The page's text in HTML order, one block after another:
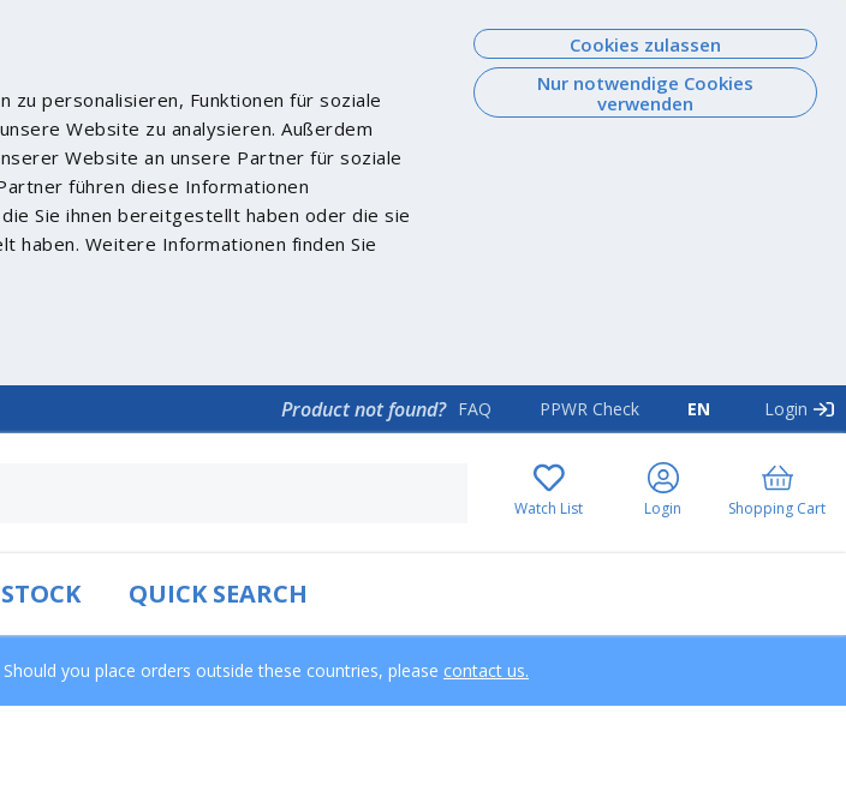
zu personalisieren, Funktionen für soziale
Website zu analysieren. Außerdem
Website an unsere Partner für soziale
führen diese Informationen
Sie ihnen bereitgestellt haben oder die sie
haben. Weitere Informationen finden Sie
Cookies zulassen
Nur notwendige Cookies
verwenden
Product not found? FAQ PPWR Check EN Login
Watch List Login Shopping Cart
QUICK SEARCH
you place orders outside these countries, please contact us.